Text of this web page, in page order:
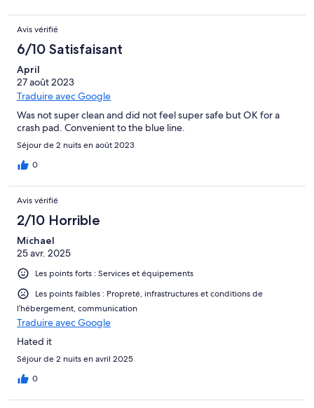
Avis vérifié
6/10 Satisfaisant
April
27 août 2023
Traduire avec Google
Was not super clean and did not feel super safe but OK for a
crash pad. Convenient to the blue line.
Séjour de 2 nuits en août 2023
0
Avis vérifié
2/10 Horrible
Michael
25 avr. 2025
Les points forts : Services et équipements
Les points faibles : Propreté, infrastructures et conditions de
l’hébergement, communication
Traduire avec Google
Hated it
Séjour de 2 nuits en avril 2025
0